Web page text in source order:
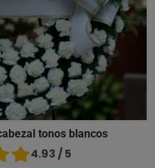
tonos blancos
4.93 / 5